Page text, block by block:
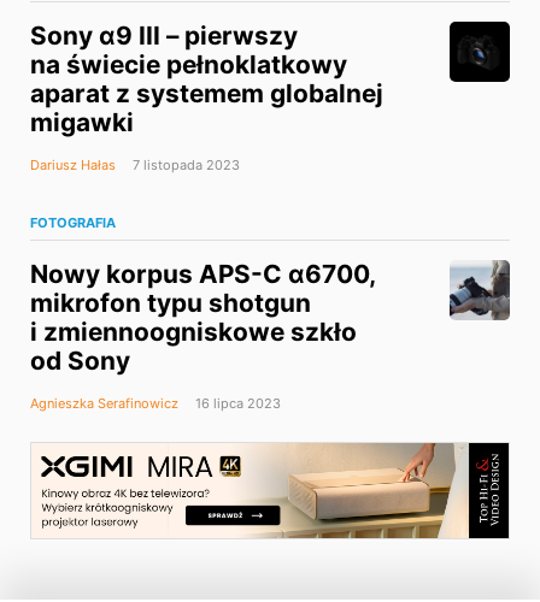
Sony α9 III – pierwszy
na świecie pełnoklatkowy
aparat z systemem globalnej
migawki
Dariusz Hałas 7 listopada 2023
FOTOGRAFIA
Nowy korpus APS-C α6700,
mikrofon typu shotgun
i zmiennoogniskowe szkło
od Sony
Agnieszka Serafinowicz 16 lipca 2023